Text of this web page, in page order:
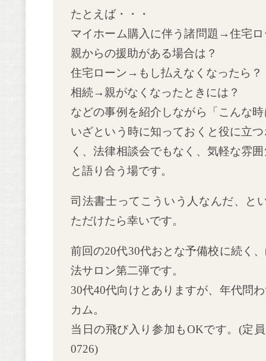
たとえば・・・
マイホーム購入に伴う諸問題→住宅
親からの援助がある場合は？
住宅ローン→もし払えなくなったら？
相続→親がなくなったときには？
などの事例を紹介しながら「こんな
いざという時に知っておくと役に立
く、法律相談会でもなく、気軽な雰
と語り合う場です。
司法書士ってこういう人なんだ、と
ただけたら幸いです。
前回の20代30代おとな予備校に続く
法サロン第二弾です。
30代40代向けとありますが、年代問
カム。
当日の飛び入り参加もOKです。(定
0726)